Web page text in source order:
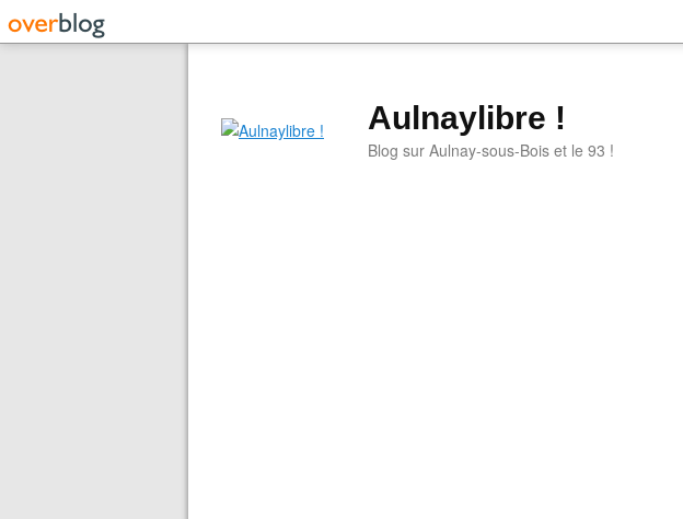
Aulnaylibre !
Blog sur Aulnay-sous-Bois et le 93 !